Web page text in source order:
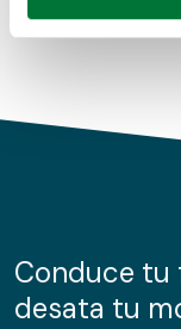
Obtenga más
de cookies.
información sobre
nuestros
Conduce tu
desata tu